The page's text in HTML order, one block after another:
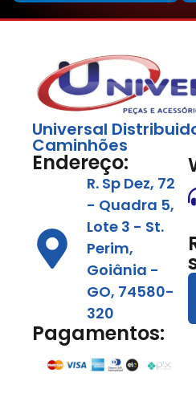
Universal
Caminhões
Endereço:
R. Sp Dez, 72
- Quadra 5,
Lote 3 - St.
Perim,
Goiânia -
GO, 74580-
320
Pagamentos: